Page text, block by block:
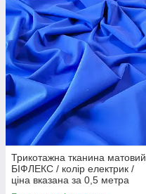
Трикотажна тканина матовий
БІФЛЕКС / колір електрик /
ціна вказана за 0,5 метра